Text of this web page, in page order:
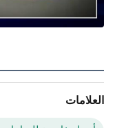
العلامات